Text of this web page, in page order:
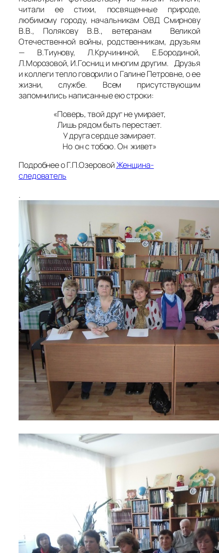
читали ее стихи, посвященные природе,
любимому городу, начальникам ОВД Смирнову
В.В., Полякову В.В., ветеранам Великой
Отечественной войны, родственникам, друзьям
— В.Тиунову, Л.Кручининой, Е.Бородиной,
Л.Морозовой, И.Госниц и многим другим. Друзья
и коллеги тепло говорили о Галине Петровне, о ее
жизни, службе. Всем присутствующим
запомнились написанные ею строки:
«Поверь, твой друг не умирает,
Лишь рядом быть перестает.
У друга сердце замирает.
Но он с тобою. Он живет»
Подробнее о Г.П.ОзеровойЖенщина-
следователь
.